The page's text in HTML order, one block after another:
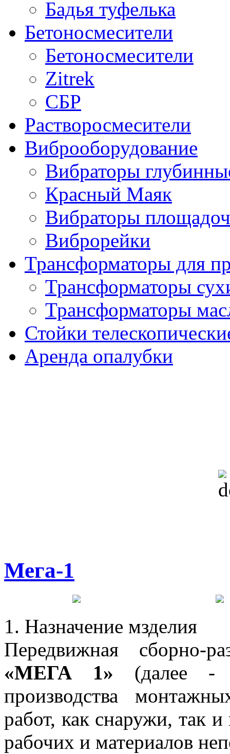
Бадья туфелька
Бетоносмесители
Бетоносмесители
Zitrek
СБР
Растворосмесители
Виброоборудование
Вибраторы
Красный Маяк
Вибраторы
Виброрейки
Трансформаторы для
Трансформаторы
Трансформаторы
Стойки
Аренда опалубки
Мега-1
1. Назначение мзделия
Передвижная сборно-
«МЕГА 1» (далее -
производства
работ, как снаружи, так
рабочих и материалов